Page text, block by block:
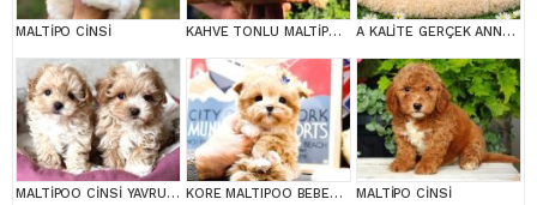
MALTİPO CİNSİ KAHVE TONLU MALTİPOO CİNSİ YAVRULAR A KALİTE GERÇEK ANNE BABA MALTİPOO YAVRULAR
MALTİPOO CİNSİ YAVRULAR EV ÜRETİMİ KORE MALTIPOO BEBEKLERIM MALTİPO CİNSİ